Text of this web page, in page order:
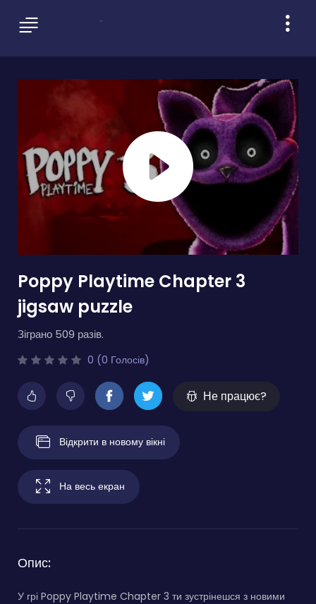
Poppy Playtime Chapter 3
jigsaw puzzle
Зіграно 509 разів.
0 (0 Голосів)
Не працює?
Відкрити в новому вікні
На весь екран
Опис:
У грі Poppy Playtime Chapter 3 ти зустрінешся з новими